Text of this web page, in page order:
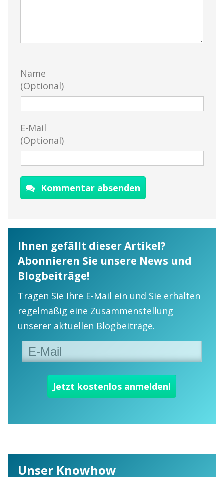
Name
(Optional)
E-Mail
(Optional)
Kommentar absenden
Ihnen gefällt dieser Artikel?
Abonnieren Sie unsere News und
Blogbeiträge!
Tragen Sie Ihre E-Mail ein und Sie erhalten
regelmäßig eine Zusammenstellung
unserer aktuellen Blogbeiträge.
Unser Knowhow